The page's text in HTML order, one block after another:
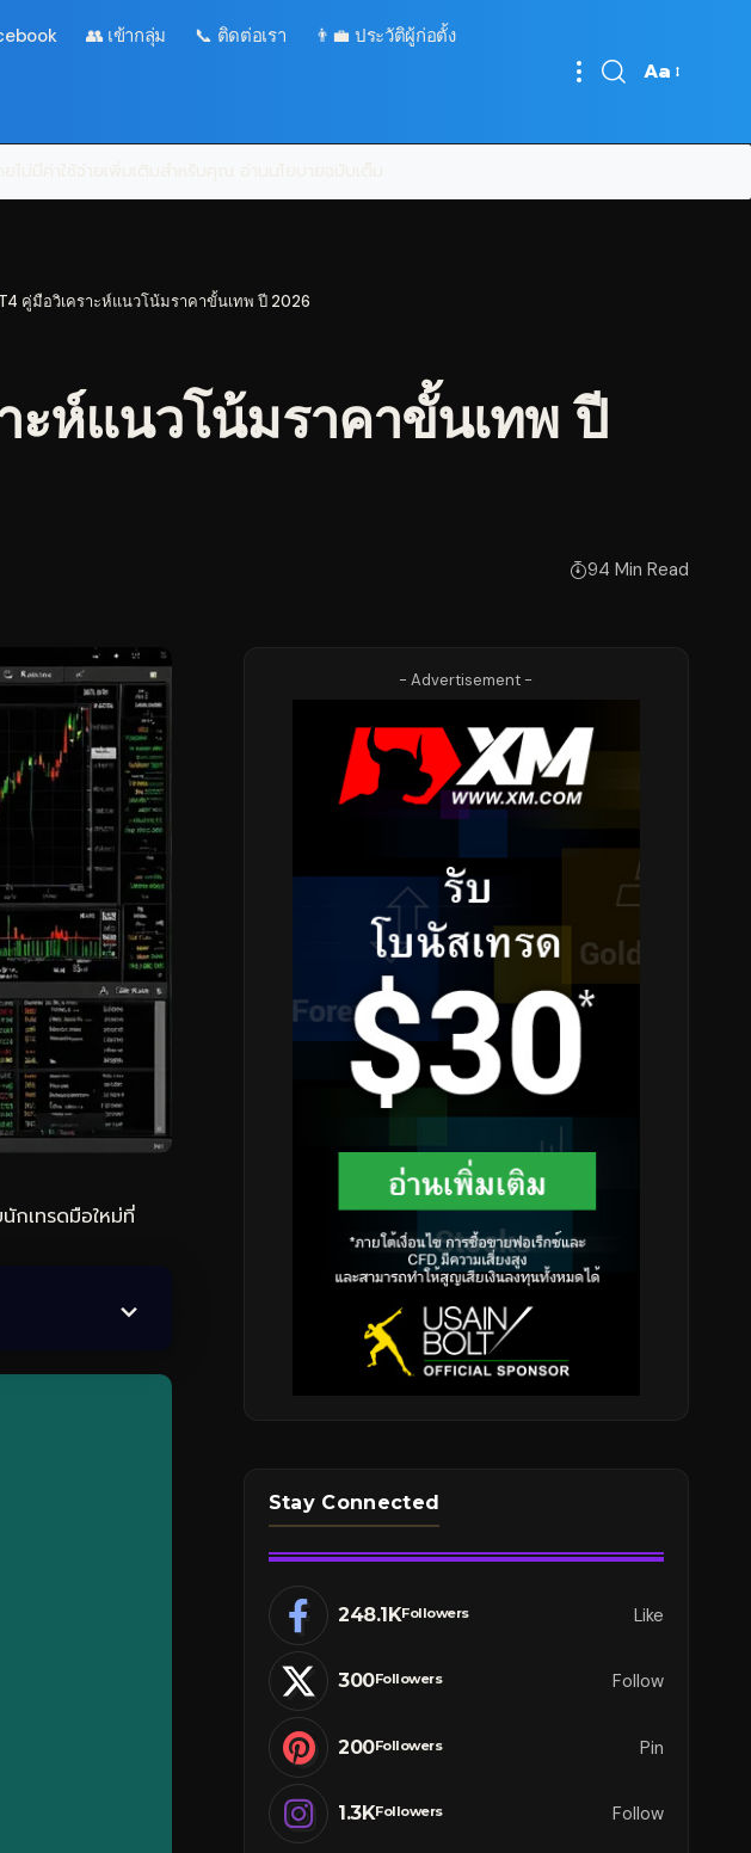
👥 เข้ากลุ่ม 📞 ติดต่อเรา 👨‍💼 ประวัติผู้ก่อตั้ง
Font
Aa
คู่มือวิเคราะห์แนวโน้มราคาขั้นเทพ ปี 2026
ห์แนวโน้มราคาขั้นเทพ ปี
94 Min Read
กเทรดมือใหม่ที่
- Advertisement -
Stay Connected
248.1KFollowers Like
300Followers Follow
200Followers Pin
1.3KFollowers Follow